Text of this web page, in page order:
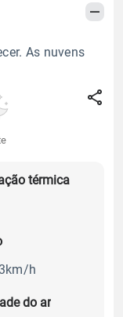
As nuvens
térmica
do ar
h